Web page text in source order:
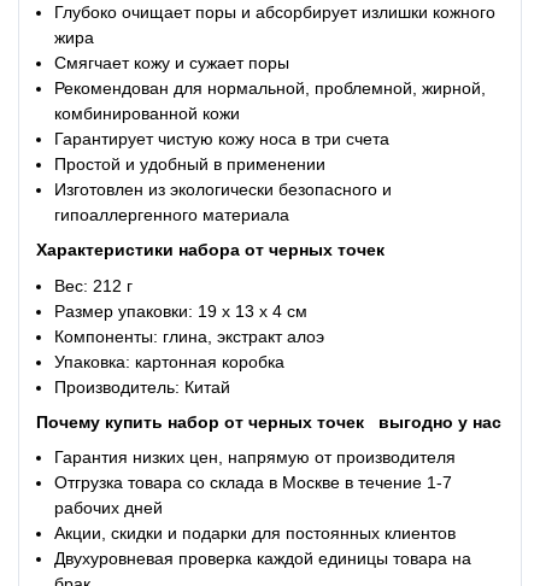
Глубоко очищает поры и абсорбирует излишки кожного
жира
Смягчает кожу и сужает поры
Рекомендован для нормальной, проблемной, жирной,
комбинированной кожи
Гарантирует чистую кожу носа в три счета
Простой и удобный в применении
Изготовлен из экологически безопасного и
гипоаллергенного материала
Характеристики набора от черных точек
Вес: 212 г
Размер упаковки: 19 х 13 х 4 см
Компоненты: глина, экстракт алоэ
Упаковка: картонная коробка
Производитель: Китай
Почему купить набор от черных точек
выгодно у нас
Гарантия низких цен, напрямую от производителя
Отгрузка товара со склада в Москве в течение 1-7
рабочих дней
Акции, скидки и подарки для постоянных клиентов
Двухуровневая проверка каждой единицы товара на